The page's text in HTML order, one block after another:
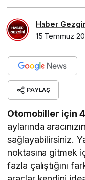
Haber
15 Temmuz
PAYLAŞ
Otomobiller için
aylarında
sağlayabilirsiniz.
noktasına gitmek
fazla çalıştığını